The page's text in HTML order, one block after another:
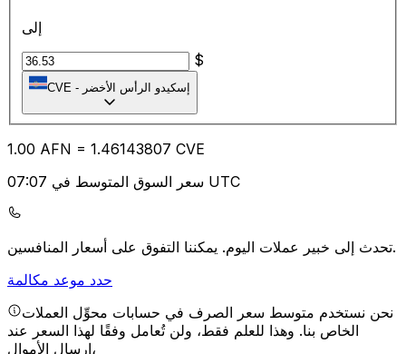
إلى
$
CVE - إسكيدو الرأس الأخضر
1.00 AFN = 1.46143807 CVE
سعر السوق المتوسط في 07:07 UTC
تحدث إلى خبير عملات اليوم.يمكننا التفوق على أسعار المنافسين.
حدد موعد مكالمة
نحن نستخدم متوسط سعر الصرف في حسابات محوِّل العملات
الخاص بنا. وهذا للعلم فقط، ولن تُعامل وفقًا لهذا السعر عند
إرسال الأموال،